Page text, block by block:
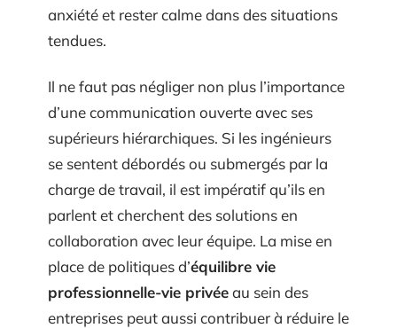
anxiété et rester calme dans des situations
tendues.
Il ne faut pas négliger non plus l’importance
d’une communication ouverte avec ses
supérieurs hiérarchiques. Si les ingénieurs
se sentent débordés ou submergés par la
charge de travail, il est impératif qu’ils en
parlent et cherchent des solutions en
collaboration avec leur équipe. La mise en
place de politiques d’équilibre vie
professionnelle-vie privéeau sein des
entreprises peut aussi contribuer à réduire le